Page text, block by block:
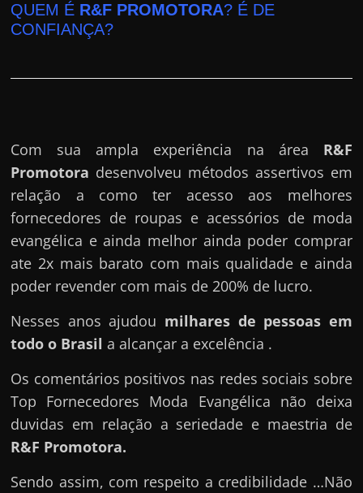
QUEM É R&F PROMOTORA? É DE
CONFIANÇA?
Com sua ampla experiência na área R&F
Promotora desenvolveu métodos assertivos em
relação a como ter acesso aos melhores
fornecedores de roupas e acessórios de moda
evangélica e ainda melhor ainda poder comprar
ate 2x mais barato com mais qualidade e ainda
poder revender com mais de 200% de lucro.
Nesses anos ajudou milhares de pessoas em
todo o Brasil a alcançar a excelência .
Os comentários positivos nas redes sociais sobre
Top Fornecedores Moda Evangélica não deixa
duvidas em relação a seriedade e maestria de
R&F Promotora.
Sendo assim, com respeito a credibilidade …Não